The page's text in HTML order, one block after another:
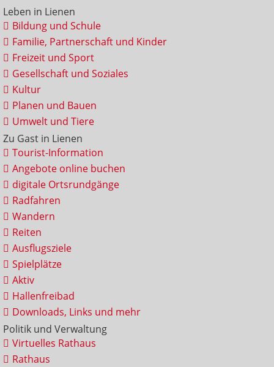
Leben in Lienen
Bildung und Schule
Familie, Partnerschaft und Kinder
Freizeit und Sport
Gesellschaft und Soziales
Kultur
Planen und Bauen
Umwelt und Tiere
Zu Gast in Lienen
Tourist-Information
Angebote online buchen
digitale Ortsrundgänge
Radfahren
Wandern
Reiten
Ausflugsziele
Spielplätze
Aktiv
Hallenfreibad
Downloads, Links und mehr
Politik und Verwaltung
Virtuelles Rathaus
Rathaus